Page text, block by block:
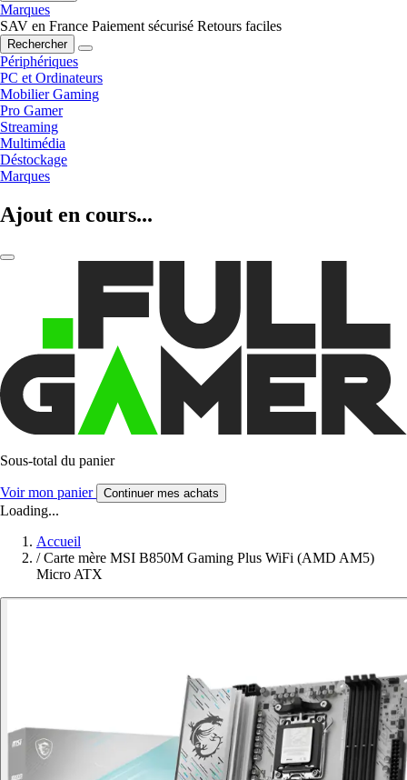
Marques
SAV en France Paiement sécurisé Retours faciles
Rechercher
Périphériques
PC et Ordinateurs
Mobilier Gaming
Pro Gamer
Streaming
Multimédia
Déstockage
Marques
Ajout en cours...
Sous-total du panier
Voir mon panier Continuer mes achats
Loading...
Accueil
/ Carte mère MSI B850M Gaming Plus WiFi (AMD AM5)
Micro ATX